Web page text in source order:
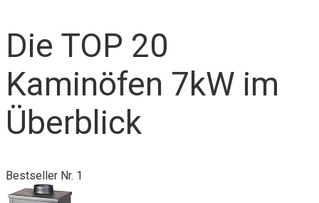
Die TOP 20
Kaminöfen 7kW im
Überblick
Bestseller Nr. 1